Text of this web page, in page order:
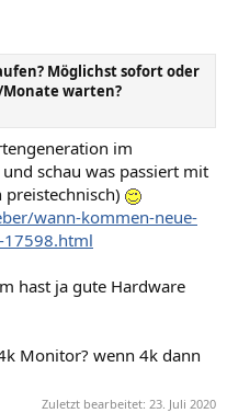
Möglichst sofort oder
warten?
im
schau was passiert mit
preistechnisch)
wann-kommen-neue-
hast ja gute Hardware
Monitor? wenn 4k dann
Zuletzt bearbeitet: 23. Juli 2020